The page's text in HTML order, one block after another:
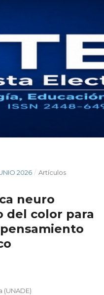
2026 / Artículos
neuro
del color para
(UNADE)